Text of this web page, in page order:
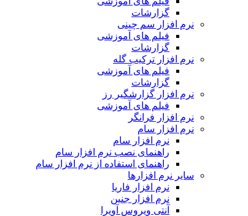
گزارشات
نرم افزار سم چینی
فیلم های آموزشی
گزارشات
نرم افزار ترکیب گله
فیلم های آموزشی
گزارشات
نرم افزار گزارشگیر رز
فیلم های آموزشی
نرم افزار فرانگر
نرم افزار سام
نرم افزار سام
راهنمای نصب نرم افزار سام
راهنمای استفاده از نرم افزار سام
سایر نرم افزارها
نرم افزار فاریا
نرم افزار جنین
آنتی ویروس آویرا